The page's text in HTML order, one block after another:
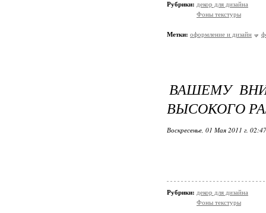
Рубрики: декор для дизайна
Фоны текстуры
Метки: оформление и дизайн
ВАШЕМУ
ВЫСОКОГО
Воскресенье, 01 Мая 2011 г.
Рубрики: декор для дизайна
Фоны текстуры